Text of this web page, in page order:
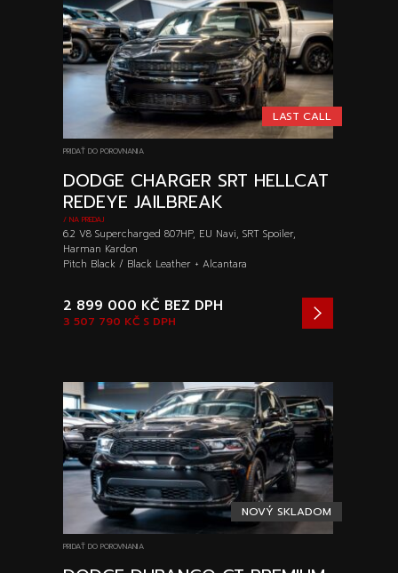
LAST CALL
PRIDAŤ DO POROVNANIA
DODGE CHARGER SRT HELLCAT
REDEYE JAILBREAK
/ NA PREDAJ
6.2 V8 Supercharged 807HP, EU Navi, SRT Spoiler,
Harman Kardon
Pitch Black / Black Leather + Alcantara
3 507 790 KČ S DPH
2 899 000 KČ BEZ DPH
NOVÝ SKLADOM
PRIDAŤ DO POROVNANIA